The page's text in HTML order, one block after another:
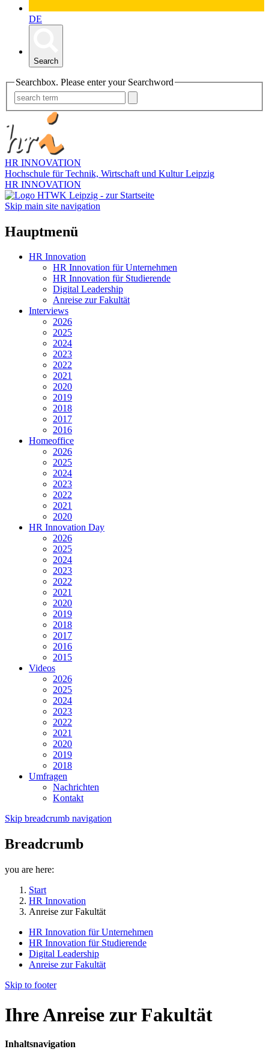
DE
Search
Searchbox. Please enter your Searchword
HR INNOVATION
Hochschule für Technik, Wirtschaft und Kultur Leipzig
HR INNOVATION
Skip main site navigation
Hauptmenü
HR Innovation
HR Innovation für Unternehmen
HR Innovation für Studierende
Digital Leadership
Anreise zur Fakultät
Interviews
2026
2025
2024
2023
2022
2021
2020
2019
2018
2017
2016
Homeoffice
2026
2025
2024
2023
2022
2021
2020
HR Innovation Day
2026
2025
2024
2023
2022
2021
2020
2019
2018
2017
2016
2015
Videos
2026
2025
2024
2023
2022
2021
2020
2019
2018
Umfragen
Nachrichten
Kontakt
Skip breadcrumb navigation
Breadcrumb
you are here:
Start
HR Innovation
Anreise zur Fakultät
HR Innovation für Unternehmen
HR Innovation für Studierende
Digital Leadership
Anreise zur Fakultät
Skip to footer
Ihre Anreise zur Fakultät
Inhaltsnavigation